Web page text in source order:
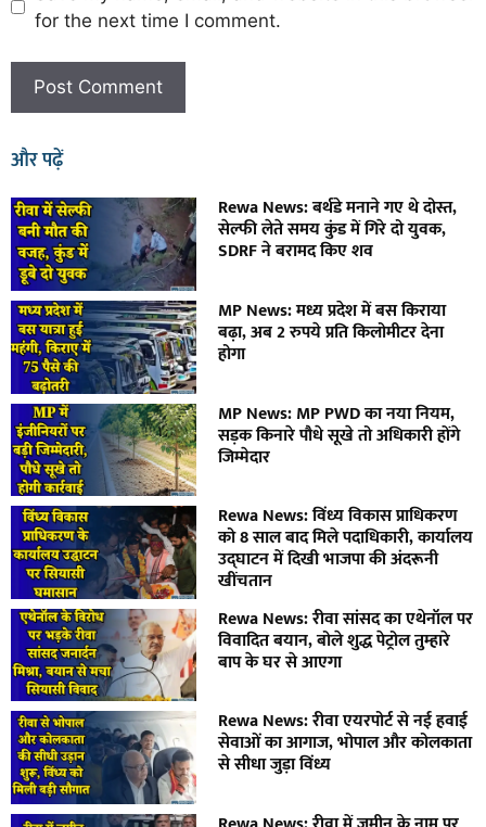
for the next time I comment.
और पढ़ें
Rewa News: बर्थडे मनाने गए थे दोस्त,
सेल्फी लेते समय कुंड में गिरे दो युवक,
SDRF ने बरामद किए शव
MP News: मध्य प्रदेश में बस किराया
बढ़ा, अब 2 रुपये प्रति किलोमीटर देना
होगा
MP News: MP PWD का नया नियम,
सड़क किनारे पौधे सूखे तो अधिकारी होंगे
जिम्मेदार
Rewa News: विंध्य विकास प्राधिकरण
को 8 साल बाद मिले पदाधिकारी, कार्यालय
उद्घाटन में दिखी भाजपा की अंदरूनी
खींचतान
Rewa News: रीवा सांसद का एथेनॉल पर
विवादित बयान, बोले शुद्ध पेट्रोल तुम्हारे
बाप के घर से आएगा
Rewa News: रीवा एयरपोर्ट से नई हवाई
सेवाओं का आगाज, भोपाल और कोलकाता
से सीधा जुड़ा विंध्य